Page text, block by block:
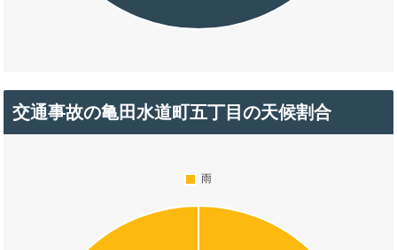
交通事故の亀田水道町五丁目の天候割合